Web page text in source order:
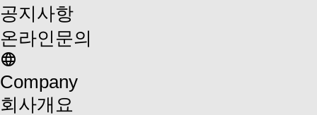
공지사항
온라인문의
language
Company
회사개요